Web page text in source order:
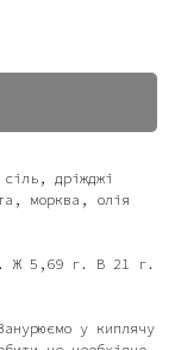
дріжджі
морква, олія
Ж 5,69 г. В 21 г.
у киплячу